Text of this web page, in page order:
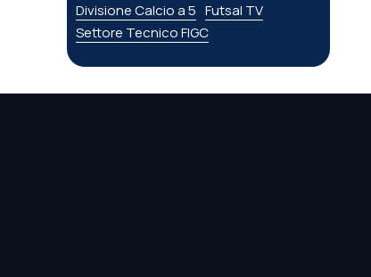
Divisione Calcio a 5 Futsal TV
Settore Tecnico FIGC